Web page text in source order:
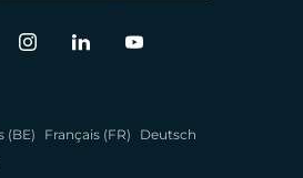
(BE) Français (FR)
Deutsch